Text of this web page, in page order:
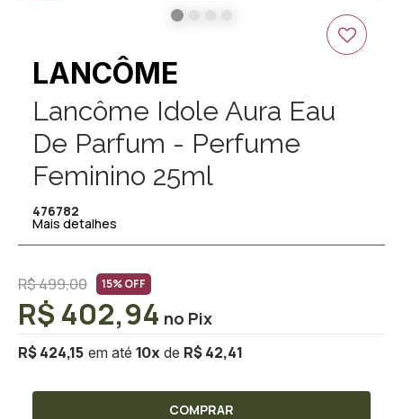
LANCÔME
Lancôme Idole Aura Eau
De Parfum - Perfume
Feminino 25ml
476782
Mais detalhes
R$ 499,00 15% OFF
R$ 424,15 10x R$ 42,41
R$ 402,94
COMPRAR